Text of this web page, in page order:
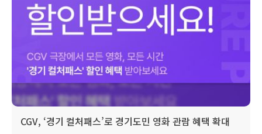
CGV, ‘경기 컬처패스’로 경기도민 영화 관람 혜택 확대